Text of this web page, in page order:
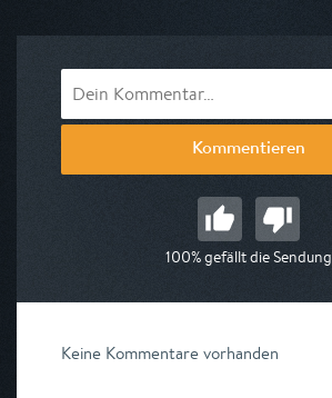
Kommentieren
100% gefällt die Sendung
Keine Kommentare vorhanden